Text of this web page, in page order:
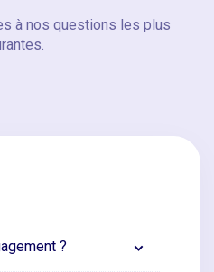
à nos questions les plus
?